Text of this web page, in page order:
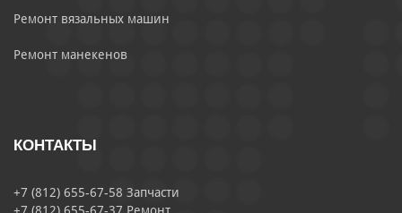
Ремонт вязальных машин
Ремонт манекенов
КОНТАКТЫ
+7 (812) 655-67-58 Запчасти